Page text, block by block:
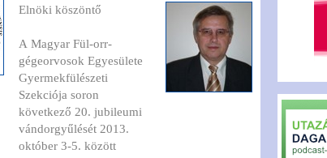
Elnöki köszöntő
A Magyar Fül-orr-
gégeorvosok Egyesülete
Gyermekfülészeti
Szekciója soron
következő 20. jubileumi
vándorgyűlését 2013.
október 3-5. között